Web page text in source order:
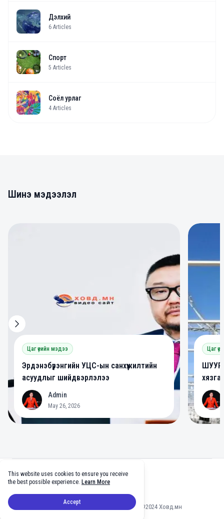
Дэлхий
6 Articles
Спорт
5 Articles
Соёл урлаг
4 Articles
Шинэ мэдээлэл
Цаг үеийн мэдээ
Эрдэнэбүрэнгийн УЦС-ын санхүүжилтийн
асуудлыг шийдвэрлэлээ
A Admin
May 26, 2026
Цаг
A
facebook
twittergithubtiktok
Мэдээлэл зөвшөөрөлгүй хуулбарлахыг хориглоно ©2024 Ховд.мн
This website uses cookies to ensure you receive
the best possible experience. Learn More
Accept